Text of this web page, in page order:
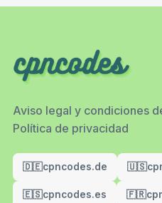
Aviso legal y condiciones
Política de privacidad
🇩🇪cpncodes.de 🇺🇸
🇪🇸cpncodes.es 🇫🇷